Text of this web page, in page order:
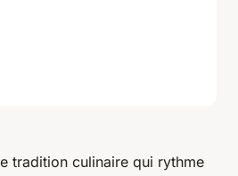
tradition culinaire qui rythme